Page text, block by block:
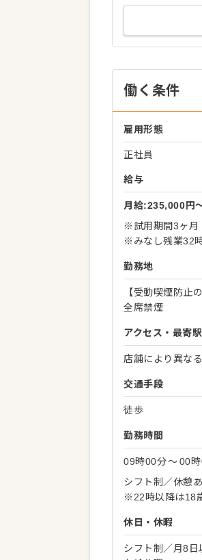
働く条件
雇用形態
正社員
給与
月給:235,000円
※試用期間3ヶ月
※みなし残業32
勤務地
【受動喫煙防止
全席禁煙
アクセス・最寄駅
店舗により異なる
交通手段
徒歩
勤務時間
09時00分〜00
シフト制／休憩
※22時以降は18
休日・休暇
シフト制／月8日